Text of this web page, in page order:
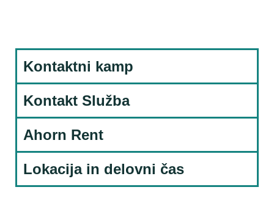
Kontaktni kamp
Kontakt Služba
Ahorn Rent
Lokacija in delovni čas